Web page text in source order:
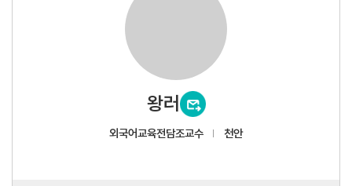
왕러
외국어교육전담조교수 천안